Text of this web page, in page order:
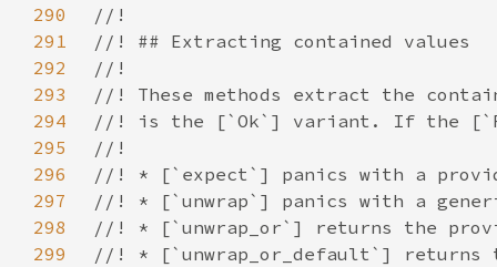
290
291
292
293
294
295
296
297
298
299